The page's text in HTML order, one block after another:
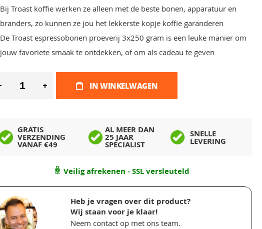
Bij Troast koffie werken ze alleen met de beste bonen, apparatuur en
branders, zo kunnen ze jou het lekkerste kopje koffie garanderen
De Troast espressobonen proeverij 3x250 gram is een leuke manier om
jouw favoriete smaak te ontdekken, of om als cadeau te geven
IN WINKELWAGEN
GRATIS
VERZENDING
VANAF €49
AL MEER DAN
25 JAAR
SPECIALIST
SNELLE
LEVERING
Veilig afrekenen - SSL versleuteld
Heb je vragen over dit product?
Wij staan voor je klaar!
Neem contact op met ons team.